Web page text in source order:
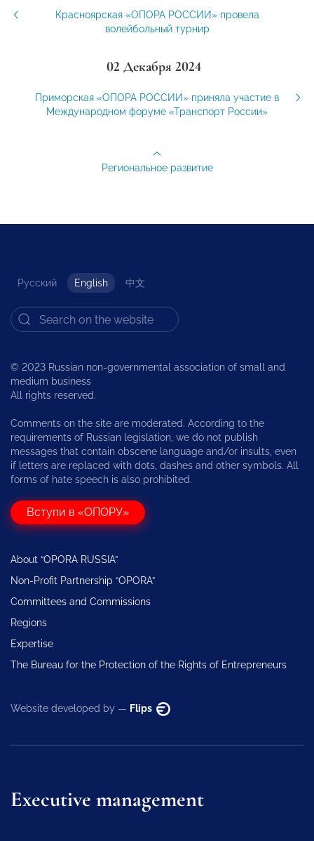
Красноярская «ОПОРА РОССИИ» провела
волейбольный турнир
02 Декабря 2024
Приморская «ОПОРА РОССИИ» приняла участие в
Международном форуме «Транспорт России»
Региональное развитие
Русский English 中文
© 2023 Russian non-governmental association of small and
medium business
All rights reserved.
Comments on the site are moderated. According to the
requirements of Russian legislation, we do not publish
messages that contain obscene language and/or insults, even
if letters are replaced with dots, dashes and other symbols. All
forms of hate speech is also prohibited.
Вступи в «ОПОРУ»
About “OPORA RUSSIA”
Non-Profit Partnership “OPORA”
Committees and Commissions
Regions
Expertise
The Bureau for the Protection of the Rights of Entrepreneurs
Website developed by — Flips
Executive management